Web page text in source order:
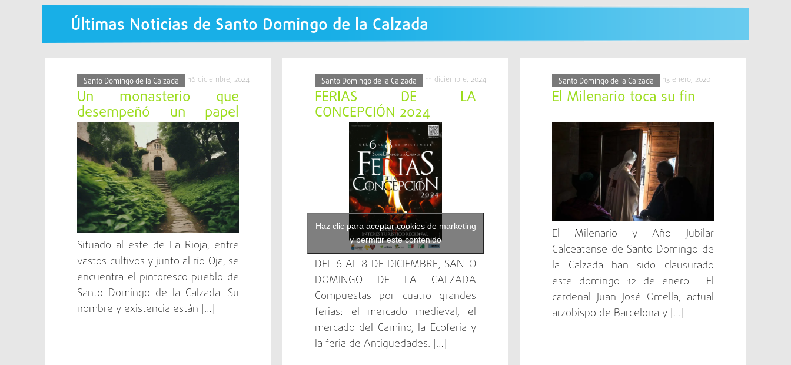
Testimonio del Camino
Haz clic para aceptar cookies de marketing
y permitir este contenido
Últimas Noticias de Santo Domingo de la Calzada
Santo Domingo de la Calzada 16 diciembre, 2024
Un monasterio que
desempeñó un papel
crucial en el Camino de
Santiago
Situado al este de La Rioja, entre
vastos cultivos y junto al río Oja, se
encuentra el pintoresco pueblo de
Santo Domingo de la Calzada. Su
nombre y existencia están […]
Santo Domingo de la Calzada 11 diciembre, 2024
FERIAS DE LA
CONCEPCIÓN 2024
DEL 6 AL 8 DE DICIEMBRE, SANTO
DOMINGO DE LA CALZADA
Compuestas por cuatro grandes
ferias: el mercado medieval, el
mercado del Camino, la Ecoferia y
la feria de Antigüedades. […]
Santo Domingo de la Calzada 13 enero, 2020
El Milenario toca su fin
El Milenario y Año Jubilar
Calceatense de Santo Domingo de
la Calzada han sido clausurado
este domingo 12 de enero . El
cardenal Juan José Omella, actual
arzobispo de Barcelona y […]